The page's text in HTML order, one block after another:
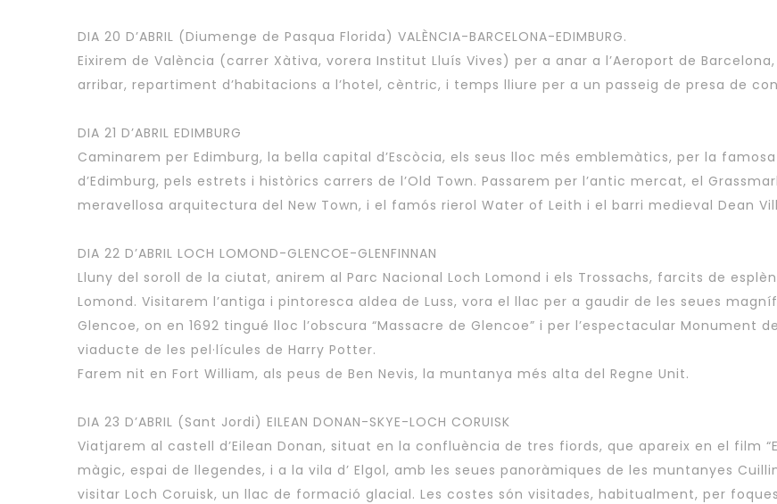
DIA 20 D’ABRIL (Diumenge de Pasqua Florida) VALÈNCIA-BARCELONA-EDIMBURG.
Eixirem de València (carrer Xàtiva, vorera Institut Lluís Vives) per a anar a l’Aeroport de
arribar, repartiment d’habitacions a l’hotel, cèntric, i temps lliure per a un passeig de presa de
DIA 21 D’ABRIL EDIMBURG
Caminarem per Edimburg, la bella capital d’Escòcia, els seus lloc més emblemàtics, per la
d’Edimburg, pels estrets i històrics carrers de l’Old Town. Passarem per l’antic mercat, el
meravellosa arquitectura del New Town, i el famós rierol Water of Leith i el barri medieval Dean
DIA 22 D’ABRIL LOCH LOMOND-GLENCOE-GLENFINNAN
Lluny del soroll de la ciutat, anirem al Parc Nacional Loch Lomond i els Trossachs, farcits de
Lomond. Visitarem l’antiga i pintoresca aldea de Luss, vora el llac per a gaudir de les seues
Glencoe, on en 1692 tingué lloc l’obscura “Massacre de Glencoe” i per l’espectacular Monument
viaducte de les pel·lícules de Harry Potter.
Farem nit en Fort William, als peus de Ben Nevis, la muntanya més alta del Regne Unit.
DIA 23 D’ABRIL (Sant Jordi) EILEAN DONAN-SKYE-LOCH CORUISK
Viatjarem al castell d’Eilean Donan, situat en la confluència de tres fiords, que apareix en el film
màgic, espai de llegendes, i a la vila d’ Elgol, amb les seues panoràmiques de les muntanyes
visitar Loch Coruisk, un llac de formació glacial. Les costes són visitades, habitualment, per